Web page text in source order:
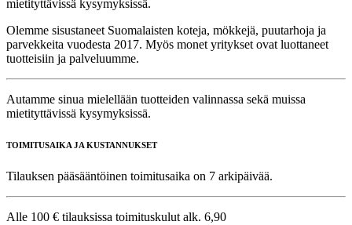
mietityttävissä kysymyksissä.
Olemme sisustaneet Suomalaisten koteja, mökkejä, puutarhoja ja
parvekkeita vuodesta 2017. Myös monet yritykset ovat luottaneet
tuotteisiin ja palveluumme.
Autamme sinua mielellään tuotteiden valinnassa sekä muissa
mietityttävissä kysymyksissä.
TOIMITUSAIKA JA KUSTANNUKSET
Tilauksen pääsääntöinen toimitusaika on 7 arkipäivää.
Alle 100 € tilauksissa toimituskulut alk. 6,90